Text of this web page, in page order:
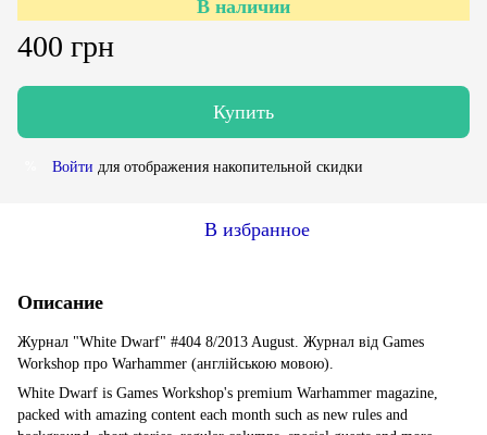
В наличии
400 грн
Купить
Войти для отображения накопительной скидки
В избранное
Описание
Журнал "White Dwarf" #404 8/2013 August. Журнал від Games
Workshop про Warhammer (англійською мовою).
White Dwarf is Games Workshop's premium Warhammer magazine,
packed with amazing content each month such as new rules and